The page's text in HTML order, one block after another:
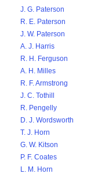
J. G. Paterson
R. E. Paterson
J. W. Paterson
A. J. Harris
R. H. Ferguson
A. H. Milles
R. F. Armstrong
J. C. Tothill
R. Pengelly
D. J. Wordsworth
T. J. Horn
G. W. Kitson
P. F. Coates
L. M. Horn